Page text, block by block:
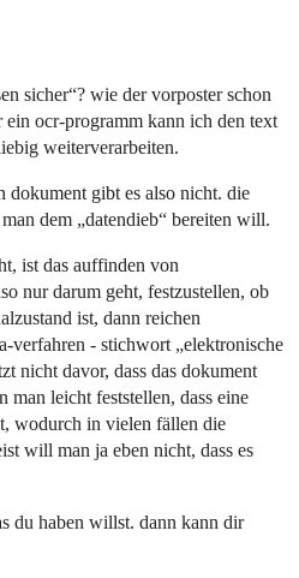
sicher“? wie der vorposter schon
ocr-programm kann ich den text
weiterverarbeiten.
gibt es also nicht. die
dem „datendieb“ bereiten will.
ist das auffinden von
nur darum geht, festzustellen, ob
ist, dann reichen
verfahren - stichwort „elektronische
nicht davor, dass das dokument
leicht feststellen, dass eine
wodurch in vielen fällen die
will man ja eben nicht, dass es
du haben willst. dann kann dir